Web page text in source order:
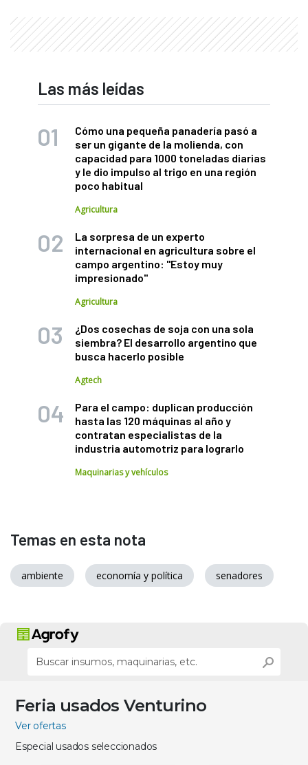
Las más leídas
Cómo una pequeña panadería pasó a
ser un gigante de la molienda, con
capacidad para 1000 toneladas diarias
y le dio impulso al trigo en una región
poco habitual
Agricultura
La sorpresa de un experto
internacional en agricultura sobre el
campo argentino: "Estoy muy
impresionado"
Agricultura
¿Dos cosechas de soja con una sola
siembra? El desarrollo argentino que
busca hacerlo posible
Agtech
Para el campo: duplican producción
hasta las 120 máquinas al año y
contratan especialistas de la
industria automotriz para lograrlo
Maquinarias y vehículos
Temas en esta nota
ambiente economía y política senadores
Feria usados Venturino
Ver ofertas
Especial usados seleccionados